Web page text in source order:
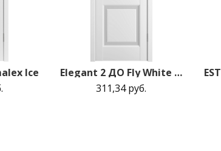
Ice
Elegant 2 ДО Fly White cloud 800*2000 Emalex Ice
311,34 руб.